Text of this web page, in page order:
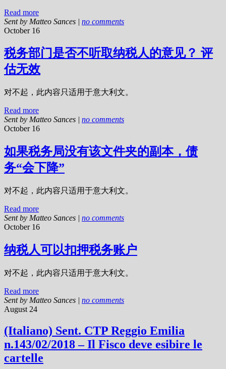
Read more
Sent by Matteo Sances | no comments
October 16
税务部门是否不听取纳税人的意见？ 评
估无效
对不起，此内容只适用于意大利文。
Read more
Sent by Matteo Sances | no comments
October 16
如果税务局没有该文件夹的副本，债
务“会下降”
对不起，此内容只适用于意大利文。
Read more
Sent by Matteo Sances | no comments
October 16
纳税人可以扣押税务账户
对不起，此内容只适用于意大利文。
Read more
Sent by Matteo Sances | no comments
August 24
(Italiano) Sent. CTP Reggio Emilia
n.143/02/2018 – Il Fisco deve esibire le
cartelle